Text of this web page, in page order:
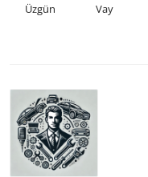
Üzgün Vay